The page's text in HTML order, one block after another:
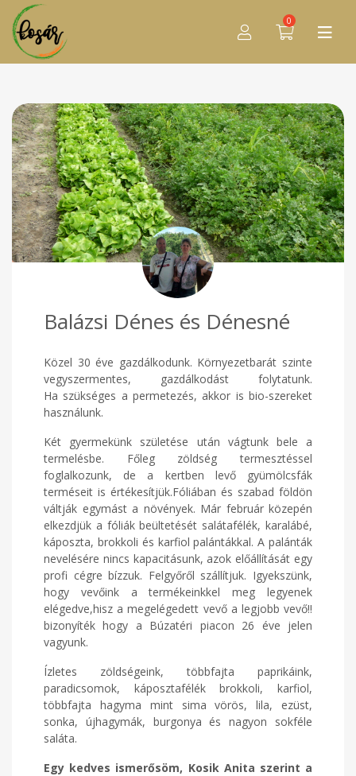
0
Balázsi Dénes és Dénesné
Közel 30 éve gazdálkodunk. Környezetbarát szinte
vegyszermentes, gazdálkodást folytatunk.
Ha szükséges a permetezés, akkor is bio-szereket
használunk.
Két gyermekünk születése után vágtunk bele a
termelésbe. Főleg zöldség termesztéssel
foglalkozunk, de a kertben levő gyümölcsfák
terméseit is értékesítjük.Fóliában és szabad földön
váltják egymást a növények. Már február közepén
elkezdjük a fóliák beültetését salátafélék, karalábé,
káposzta, brokkoli és karfiol palántákkal. A palánták
nevelésére nincs kapacitásunk, azok előállítását egy
profi cégre bízzuk. Felgyőről szállítjuk. Igyekszünk,
hogy vevőink a termékeinkkel meg legyenek
elégedve,hisz a megelégedett vevő a legjobb vevő!!
bizonyíték hogy a Búzatéri piacon 26 éve jelen
vagyunk.
Ízletes zöldségeink, többfajta paprikáink,
paradicsomok, káposztafélék brokkoli, karfiol,
többfajta hagyma mint sima vörös, lila, ezüst,
sonka, újhagymák, burgonya és nagyon sokféle
saláta.
Egy kedves ismerősöm, Kosik Anita szerint a